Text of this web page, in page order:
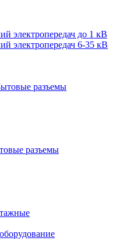
электропередач до 1 кВ
электропередач 6-35 кВ
разъемы
разъемы